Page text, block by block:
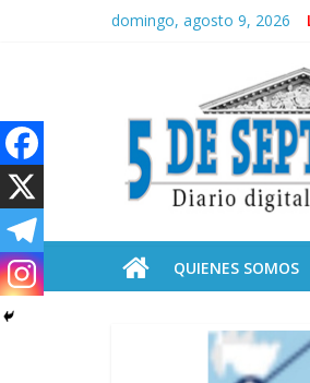
domingo, agosto 9, 2026
Diario
de
Cienfuegos,QUIENES SOMOS